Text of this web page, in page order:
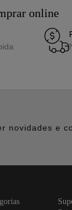
online
novidades e